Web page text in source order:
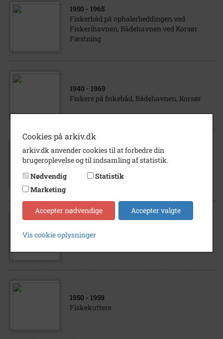
1950 - 1965
Fiskerbåd på ophalerbeddingen ved
Fiskerihavnen, Bådehavnen ved Korsør
Fæstning
1940 - 1969
Fiskere på fiskebåd, Bådehavnen, Korsør
1916
Ophalerbeddingen ved Bådehavnen samt
skibe ved Carstensens Værft
Korsør set fra Færgelejet.
1950 - 1959
Fiskekuttere
Cookies på arkiv.dk
arkiv.dk anvender cookies til at forbedre din
brugeroplevelse og til indsamling af statistik.
Nødvendig
Statistik
Marketing
Accepter nødvendige Accepter valgte
Vis cookie oplysninger